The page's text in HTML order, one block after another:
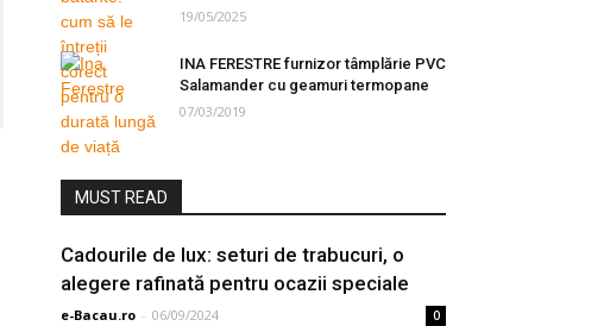
19/05/2025
INA FERESTRE furnizor tâmplărie PVC
Salamander cu geamuri termopane
07/03/2019
MUST READ
Cadourile de lux: seturi de trabucuri, o
alegere rafinată pentru ocazii speciale
e-Bacau.ro - 06/09/2024 0